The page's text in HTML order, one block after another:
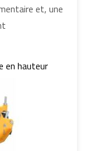
et, une
en hauteur